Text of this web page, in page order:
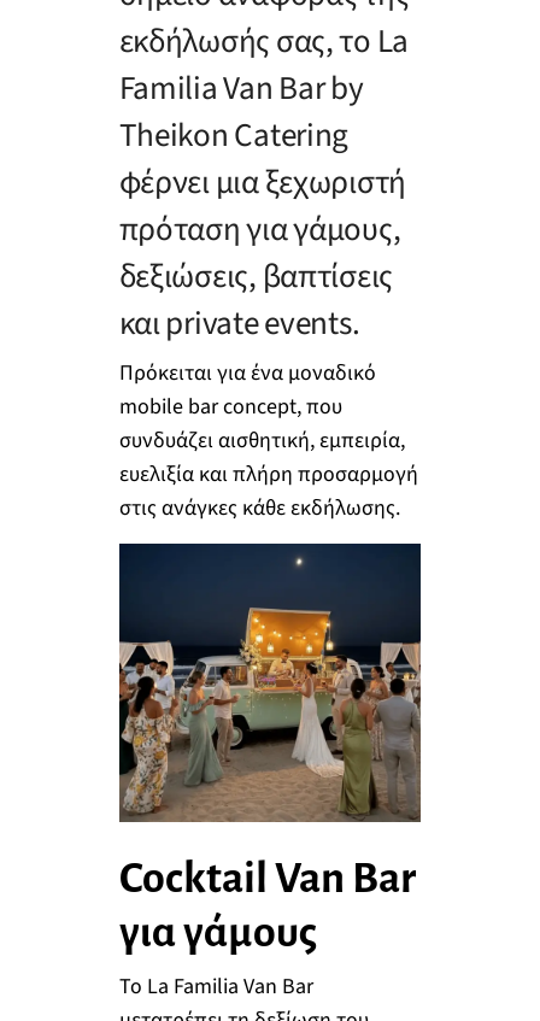
εκδήλωσής σας, το La
Familia Van Bar by
Theikon Catering
φέρνει μια ξεχωριστή
πρόταση για γάμους,
δεξιώσεις, βαπτίσεις
και private events.
Πρόκειται για ένα μοναδικό
mobile bar concept, που
συνδυάζει αισθητική, εμπειρία,
ευελιξία και πλήρη προσαρμογή
στις ανάγκες κάθε εκδήλωσης.
Cocktail Van Bar
για γάμους
Το La Familia Van Bar